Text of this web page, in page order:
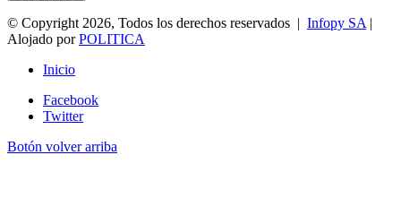
© Copyright 2026, Todos los derechos reservados | Infopy SA |
Alojado porPOLITICA
Inicio
Facebook
Twitter
Botón volver arriba